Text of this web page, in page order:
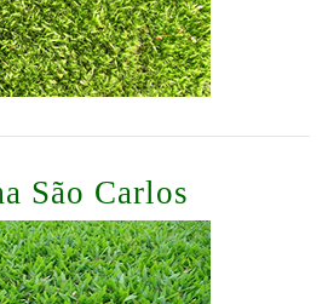
São Carlos